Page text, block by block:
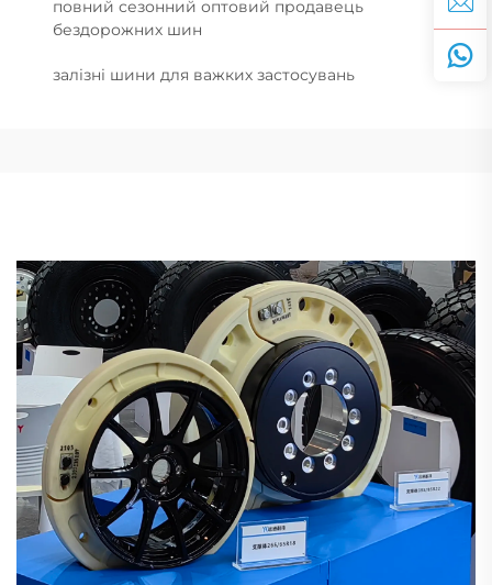
повний сезонний оптовий продавець
бездорожних шин
залізні шини для важких застосувань